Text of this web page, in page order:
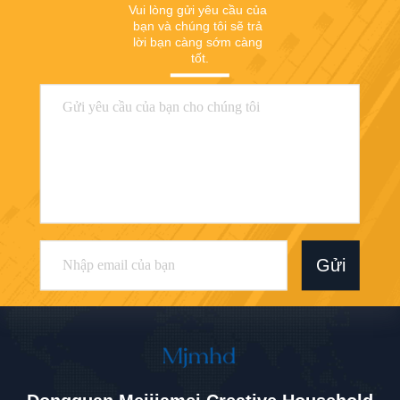
Vui lòng gửi yêu cầu của
bạn và chúng tôi sẽ trả
lời bạn càng sớm càng
tốt.
Gửi